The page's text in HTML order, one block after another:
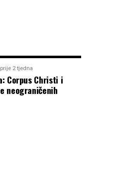
prije 2 tjedna
Corpus Christi i
neograničenih